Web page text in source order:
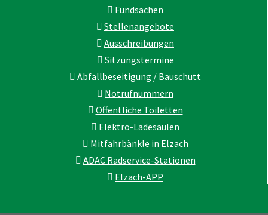
Fundsachen
Stellenangebote
Ausschreibungen
Sitzungstermine
Abfallbeseitigung / Bauschutt
Notrufnummern
Öffentliche Toiletten
Elektro-Ladesäulen
Mitfahrbänkle in Elzach
ADAC Radservice-Stationen
Elzach-APP